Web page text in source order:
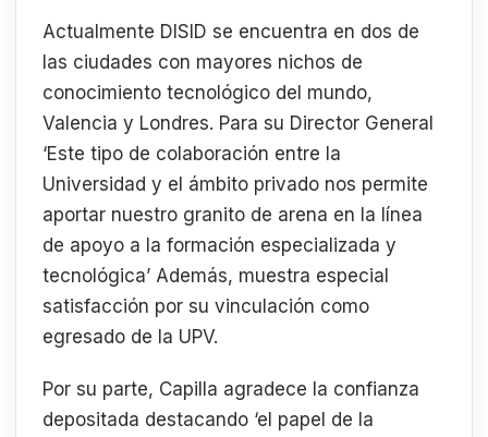
Actualmente DISID se encuentra en dos de
las ciudades con mayores nichos de
conocimiento tecnológico del mundo,
Valencia y Londres. Para su Director General
‘Este tipo de colaboración entre la
Universidad y el ámbito privado nos permite
aportar nuestro granito de arena en la línea
de apoyo a la formación especializada y
tecnológica’ Además, muestra especial
satisfacción por su vinculación como
egresado de la UPV.
Por su parte, Capilla agradece la confianza
depositada destacando ‘el papel de la